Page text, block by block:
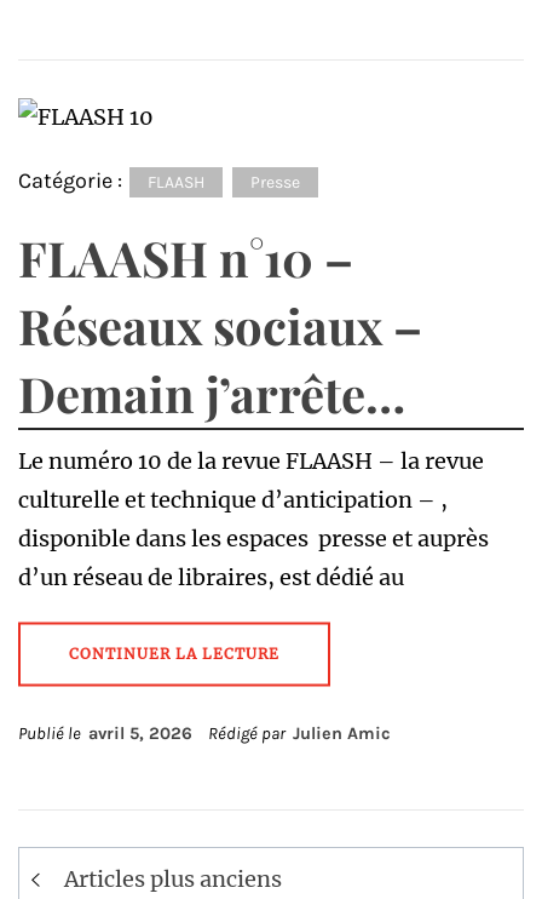
Catégorie : FLAASH Presse
FLAASH n°10 –
Réseaux sociaux –
Demain j’arrête…
Le numéro 10 de la revue FLAASH – la revue
culturelle et technique d’anticipation – ,
disponible dans les espaces presse et auprès
d’un réseau de libraires, est dédié au
CONTINUER LA LECTURE
Publié le avril 5, 2026 Rédigé par Julien Amic
Navigation
Articles plus anciens